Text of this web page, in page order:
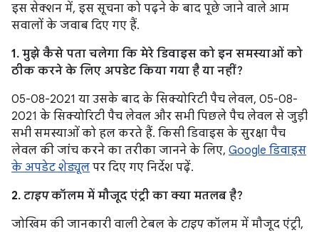
इस सेक्शन में, इस सूचना को पढ़ने के बाद पूछे जाने वाले आम
सवालों के जवाब दिए गए हैं.
1. मुझे कैसे पता चलेगा कि मेरे डिवाइस को इन समस्याओं को
ठीक करने के लिए अपडेट किया गया है या नहीं?
05-08-2021 या उसके बाद के सिक्योरिटी पैच लेवल, 05-08-
2021 के सिक्योरिटी पैच लेवल और सभी पिछले पैच लेवल से जुड़ी
सभी समस्याओं को हल करते हैं. किसी डिवाइस के सुरक्षा पैच
लेवल की जांच करने का तरीका जानने के लिए, Google डिवाइस
के अपडेट शेड्यूल पर दिए गए निर्देश पढ़ें.
2. टाइपकॉलम में मौजूद एंट्री का क्या मतलब है?
जोखिम की जानकारी वाली टेबल के टाइपकॉलम में मौजूद एंट्री,